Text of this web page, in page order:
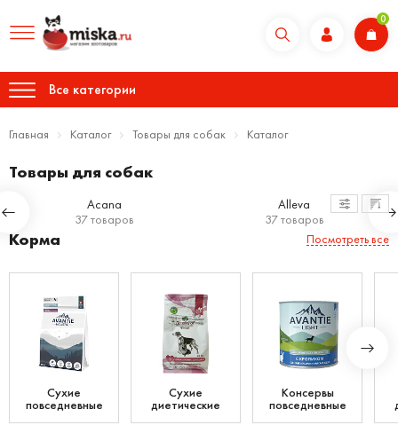
0
Все категории
Главная Каталог Товары для собак Каталог
Товары для собак
Acana
37 товаров
Alleva
37 товаров
Корма Посмотреть все
Сухие
повседневные
Сухие
диетические
Консервы
повседневные